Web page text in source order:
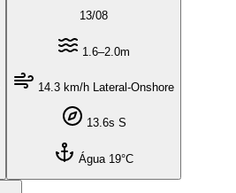
13/08
1.6–2.0m
14.3 km/h Lateral-Onshore
13.6s S
Água 19°C